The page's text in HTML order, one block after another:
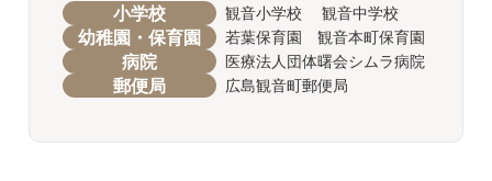
小学校 観音小学校 観音中学校
幼稚園・保育園 若葉保育園 観音本町保育園
病院 医療法人団体曙会シムラ病院
郵便局 広島観音町郵便局